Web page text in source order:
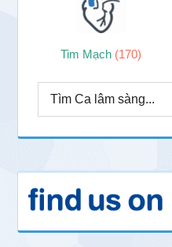
Tim Mạch (170)